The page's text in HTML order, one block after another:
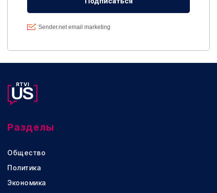
Разделы
Общество
Политика
Экономика